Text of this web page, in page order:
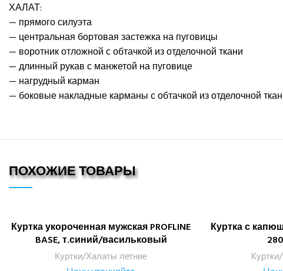
ХАЛАТ:
— прямого силуэта
— центральная бортовая застежка на пуговицы
— воротник отложной с обтачкой из отделочной ткани
— длинный рукав с манжетой на пуговице
— нагрудный карман
— боковые накладные карманы с обтачкой из отделочной
ПОХОЖИЕ ТОВАРЫ
ПОДРОБНЕЕ
Куртка укороченная мужская PROFLINE
BASE, т.синий/васильковый
Куртки/Халаты летние
Куртка с